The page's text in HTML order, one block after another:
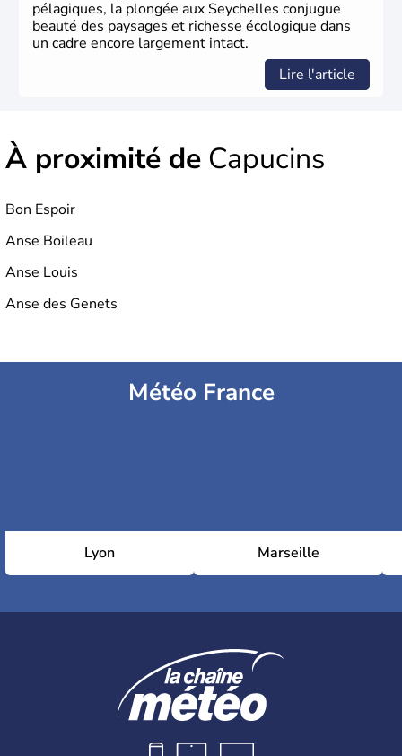
pélagiques, la plongée aux Seychelles conjugue
beauté des paysages et richesse écologique dans
un cadre encore largement intact.
Lire l'article
À proximité de Capucins
Bon Espoir
Anse Boileau
Anse Louis
Anse des Genets
Météo France
Lyon Marseille